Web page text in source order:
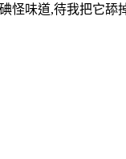
怪味道,待我把它舔